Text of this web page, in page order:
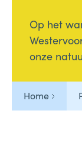
Op het
onze
Home